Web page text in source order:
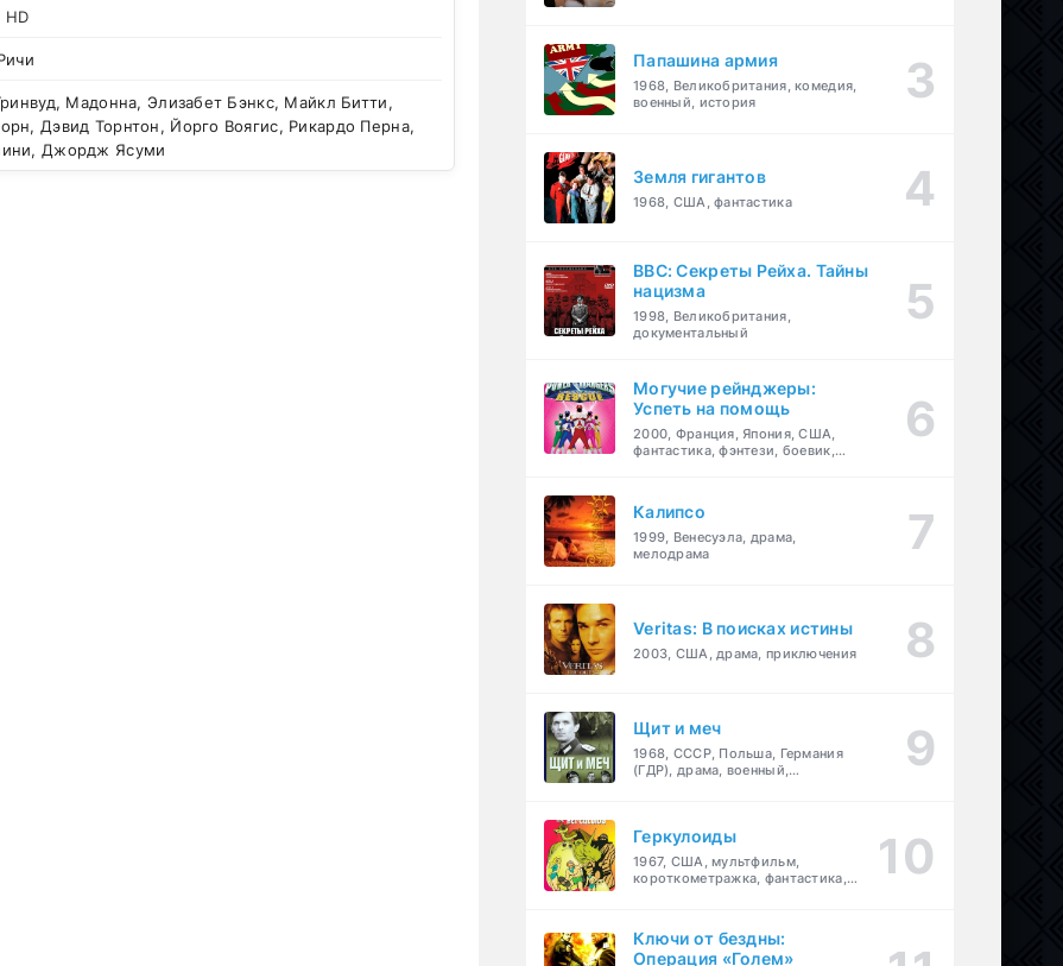
HD
Мадонна, Элизабет Бэнкс, Майкл Битти,
Дэвид Торнтон, Йорго Воягис, Рикардо Перна,
Джордж Ясуми
Папашина армия
1968, Великобритания, комедия,
военный, история
Земля гигантов
1968, США, фантастика
BBC: Секреты Рейха. Тайны
нацизма
1998, Великобритания,
документальный
Могучие рейнджеры:
Успеть на помощь
2000, Франция, Япония, США,
фантастика, фэнтези, боевик,
Калипсо
1999, Венесуэла, драма,
мелодрама
Veritas: В поисках истины
2003, США, драма, приключения
Щит и меч
1968, СССР, Польша, Германия
(ГДР), драма, военный,
Геркулоиды
1967, США, мультфильм,
короткометражка, фантастика,
Ключи от бездны:
Операция «Голем»